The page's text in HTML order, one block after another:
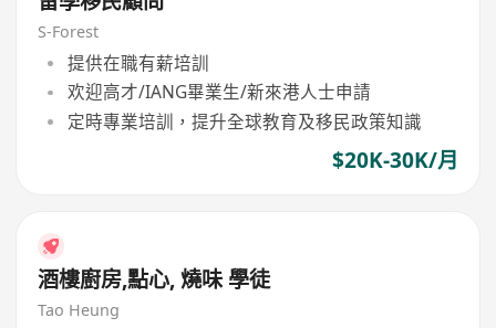
S-Forest
提供在職有薪培訓
欢迎高才/IANG畢業生/新來港人士申請
定時專業培訓，提升全球教育及移民政策知識
$20K-30K/月
酒樓廚房,點心, 燒味 學徒
Tao Heung